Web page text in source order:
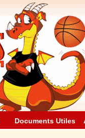
Documents Utiles